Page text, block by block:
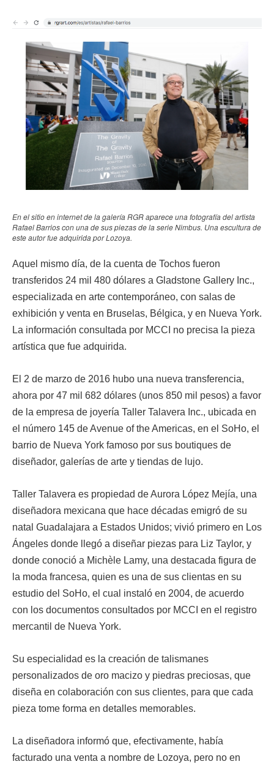
En el sitio en internet de la galería RGR aparece una fotografía del artista
Rafael Barrios con una de sus piezas de la serie Nimbus. Una escultura de
este autor fue adquirida por Lozoya.
Aquel mismo día, de la cuenta de Tochos fueron
transferidos 24 mil 480 dólares a Gladstone Gallery Inc.,
especializada en arte contemporáneo, con salas de
exhibición y venta en Bruselas, Bélgica, y en Nueva York.
La información consultada por MCCI no precisa la pieza
artística que fue adquirida.
El 2 de marzo de 2016 hubo una nueva transferencia,
ahora por 47 mil 682 dólares (unos 850 mil pesos) a favor
de la empresa de joyería Taller Talavera Inc., ubicada en
el número 145 de Avenue of the Americas, en el SoHo, el
barrio de Nueva York famoso por sus boutiques de
diseñador, galerías de arte y tiendas de lujo.
Taller Talavera es propiedad de Aurora López Mejía, una
diseñadora mexicana que hace décadas emigró de su
natal Guadalajara a Estados Unidos; vivió primero en Los
Ángeles donde llegó a diseñar piezas para Liz Taylor, y
donde conoció a Michèle Lamy, una destacada figura de
la moda francesa, quien es una de sus clientas en su
estudio del SoHo, el cual instaló en 2004, de acuerdo
con los documentos consultados por MCCI en el registro
mercantil de Nueva York.
Su especialidad es la creación de talismanes
personalizados de oro macizo y piedras preciosas, que
diseña en colaboración con sus clientes, para que cada
pieza tome forma en detalles memorables.
La diseñadora informó que, efectivamente, había
facturado una venta a nombre de Lozoya, pero no en